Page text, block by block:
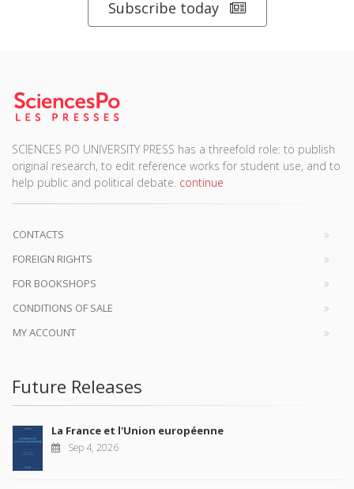
Subscribe today
SCIENCES PO UNIVERSITY PRESS has a threefold role: to publish
original research, to edit reference works for student use, and to
help public and political debate. continue
CONTACTS
FOREIGN RIGHTS
FOR BOOKSHOPS
CONDITIONS OF SALE
MY ACCOUNT
Future Releases
La France et l'Union européenne
Sep 4, 2026